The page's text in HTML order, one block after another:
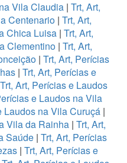
Vila Claudia | Trt, Art,
Centenario| Trt, Art,
Chica Luisa | Trt, Art,
Clementino | Trt, Art,
| Trt, Art, Perícias
| Trt, Art, Perícias e
Trt, Art, Perícias e Laudos
e Laudos na Vila
Laudos na Vila Curuçá |
Vila da Rainha | Trt, Art,
Saúde| Trt, Art, Perícias
| Trt, Art, Perícias e